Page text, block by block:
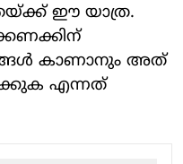
ഈ യാത്ര.
കാണാനും അത്
എന്നത്